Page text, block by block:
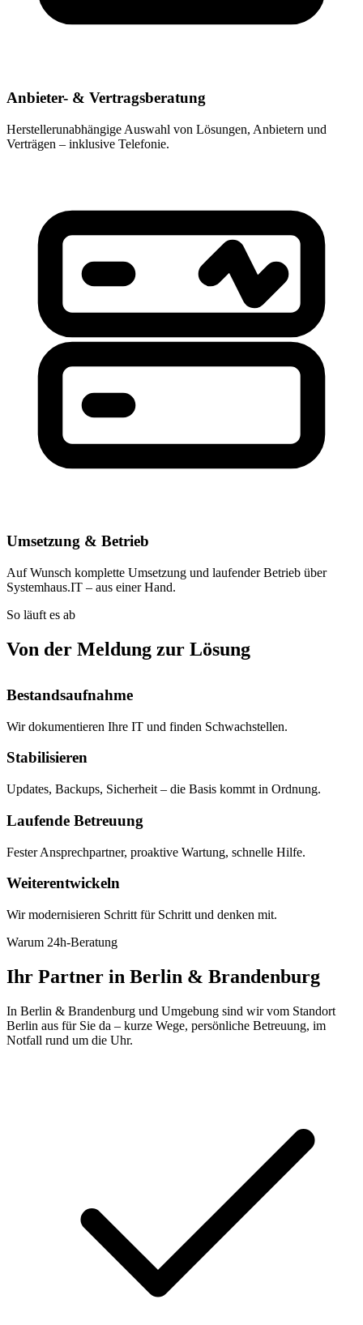
Anbieter- & Vertragsberatung
Herstellerunabhängige Auswahl von Lösungen, Anbietern und
Verträgen – inklusive Telefonie.
Umsetzung & Betrieb
Auf Wunsch komplette Umsetzung und laufender Betrieb über
Systemhaus.IT – aus einer Hand.
So läuft es ab
Von der Meldung zur Lösung
Bestandsaufnahme
Wir dokumentieren Ihre IT und finden Schwachstellen.
Stabilisieren
Updates, Backups, Sicherheit – die Basis kommt in Ordnung.
Laufende Betreuung
Fester Ansprechpartner, proaktive Wartung, schnelle Hilfe.
Weiterentwickeln
Wir modernisieren Schritt für Schritt und denken mit.
Warum 24h-Beratung
Ihr Partner in Berlin & Brandenburg
In Berlin & Brandenburg und Umgebung sind wir vom Standort
Berlin aus für Sie da – kurze Wege, persönliche Betreuung, im
Notfall rund um die Uhr.